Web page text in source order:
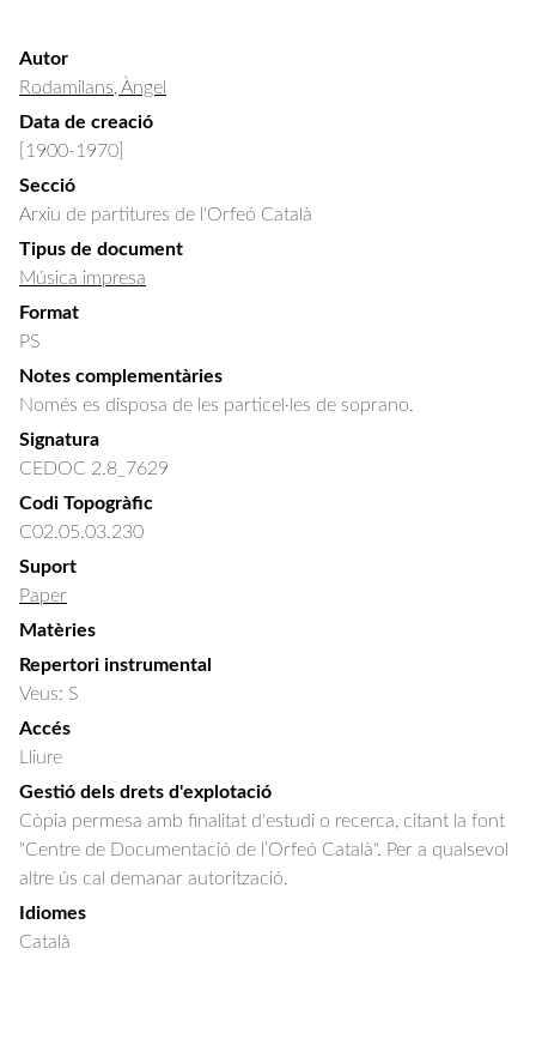
Autor
Rodamilans, Àngel
Data de creació
[1900-1970]
Secció
Arxiu de partitures de l'Orfeó Català
Tipus de document
Música impresa
Format
PS
Notes complementàries
Només es disposa de les particel·les de soprano.
Signatura
CEDOC 2.8_7629
Codi Topogràfic
C02.05.03.230
Suport
Paper
Matèries
Repertori instrumental
Veus: S
Accés
Lliure
Gestió dels drets d'explotació
Còpia permesa amb finalitat d'estudi o recerca, citant la font
"Centre de Documentació de l’Orfeó Català". Per a qualsevol
altre ús cal demanar autorització.
Idiomes
Català